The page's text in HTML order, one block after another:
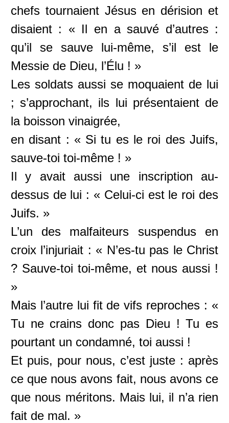
chefs tournaient Jésus en dérision et
disaient : « Il en a sauvé d’autres :
qu’il se sauve lui-même, s’il est le
Messie de Dieu, l’Élu ! »
Les soldats aussi se moquaient de lui
; s’approchant, ils lui présentaient de
la boisson vinaigrée,
en disant : « Si tu es le roi des Juifs,
sauve-toi toi-même ! »
Il y avait aussi une inscription au-
dessus de lui : « Celui-ci est le roi des
Juifs. »
L’un des malfaiteurs suspendus en
croix l’injuriait : « N’es-tu pas le Christ
? Sauve-toi toi-même, et nous aussi !
»
Mais l’autre lui fit de vifs reproches : «
Tu ne crains donc pas Dieu ! Tu es
pourtant un condamné, toi aussi !
Et puis, pour nous, c’est juste : après
ce que nous avons fait, nous avons ce
que nous méritons. Mais lui, il n’a rien
fait de mal. »